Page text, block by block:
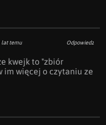
lat temu Odpowiedz
kwejk to "zbiór
im więcej o czytaniu ze